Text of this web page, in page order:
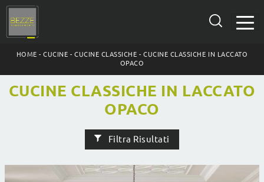
HOME -CUCINE -CUCINE CLASSICHE -CUCINE CLASSICHE IN LACCATO
OPACO
CUCINE CLASSICHE IN LACCATO
OPACO
Filtra Risultati